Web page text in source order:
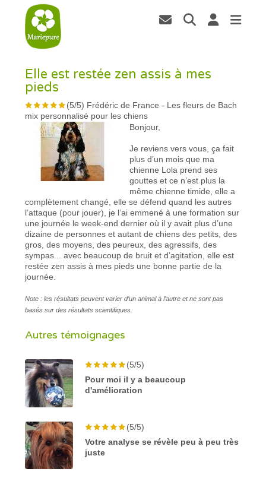
Elle est restée zen assis à mes
pieds
(5/5) Frédéric de France - Les fleurs de Bach
mix personnalisé pour les chiens
Bonjour,
Je reviens vers vous, ça fait
plus d’un mois que ma
chienne Lola prend ses
gouttes et ce n’est plus la
même chienne timide, elle a
complètement changé, elle se défend quand les autres
l’attaque (pour jouer), je l’ai emmené à une formation sur
une journée le week-end dernier où il y avait plus d’une
dizaine de personnes et autant de chiens des petits, des
gros, des moyens, des peureux, des agressifs, des
sympas... avec beaucoup de bruit et d’agitation, elle est
restée zen assis à mes pieds une bonne partie de la
journée.
Note : les résultats peuvent varier d’un animal à l’autre et ne sont pas
basés sur des résultats scientifiques.
Autres témoignages
(5/5)
Pour moi il y a beaucoup
d'amélioration
(5/5)
Votre analyse se révèle peu à peu très
juste